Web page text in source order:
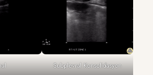
Subplevral Konsolidasyon